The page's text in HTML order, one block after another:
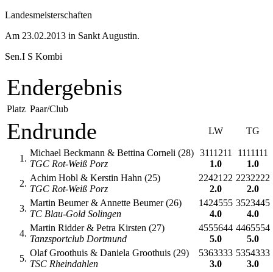
Landesmeisterschaften
Am 23.02.2013 in Sankt Augustin.
Sen.I S Kombi
Endergebnis
Platz Paar/Club
Endrunde LW TG
1.
Michael Beckmann & Bettina Corneli (28)
TGC Rot-Weiß Porz
3111211
1.0
1111111
1.0
2.
Achim Hobl & Kerstin Hahn (25)
TGC Rot-Weiß Porz
2242122
2.0
2232222
2.0
3.
Martin Beumer & Annette Beumer (26)
TC Blau-Gold Solingen
1424555
4.0
3523445
4.0
4.
Martin Ridder & Petra Kirsten (27)
Tanzsportclub Dortmund
4555644
5.0
4465554
5.0
5.
Olaf Groothuis & Daniela Groothuis (29)
TSC Rheindahlen
5363333
3.0
5354333
3.0